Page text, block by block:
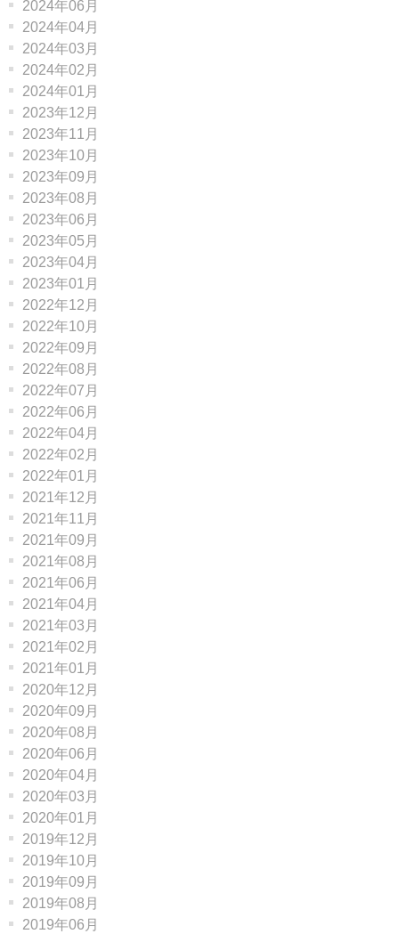
2024年06月
2024年04月
2024年03月
2024年02月
2024年01月
2023年12月
2023年11月
2023年10月
2023年09月
2023年08月
2023年06月
2023年05月
2023年04月
2023年01月
2022年12月
2022年10月
2022年09月
2022年08月
2022年07月
2022年06月
2022年04月
2022年02月
2022年01月
2021年12月
2021年11月
2021年09月
2021年08月
2021年06月
2021年04月
2021年03月
2021年02月
2021年01月
2020年12月
2020年09月
2020年08月
2020年06月
2020年04月
2020年03月
2020年01月
2019年12月
2019年10月
2019年09月
2019年08月
2019年06月